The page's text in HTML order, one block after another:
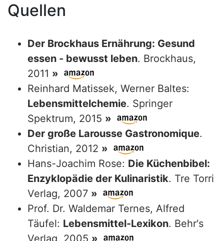
Quellen
Der Brockhaus Ernährung: Gesund
essen - bewusst leben. Brockhaus,
2011 »
Reinhard Matissek, Werner Baltes:
Lebensmittelchemie. Springer
Spektrum, 2015 »
Der große Larousse Gastronomique.
Christian, 2012 »
Hans-Joachim Rose: Die Küchenbibel:
Enzyklopädie der Kulinaristik. Tre Torri
Verlag, 2007 »
Prof. Dr. Waldemar Ternes, Alfred
Täufel: Lebensmittel-Lexikon. Behr's
Verlag, 2005 »